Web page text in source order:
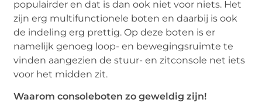
populairder en dat is dan ook niet voor niets. Het
zijn erg multifunctionele boten en daarbij is ook
de indeling erg prettig. Op deze boten is er
namelijk genoeg loop- en bewegingsruimte te
vinden aangezien de stuur- en zitconsole net iets
voor het midden zit.
Waarom consoleboten zo geweldig zijn!